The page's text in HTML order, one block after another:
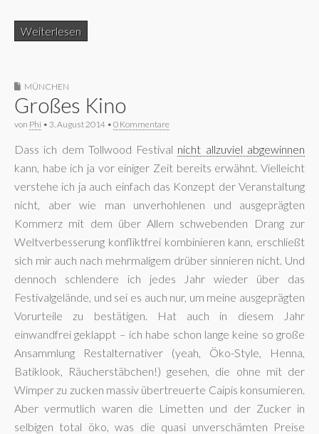
Weiterlesen
MÜNCHEN
Großes Kino
von Phi • 3. August 2014 • 0 Kommentare
Dass ich dem Tollwood Festival nicht allzuviel abgewinnen
kann, habe ich ja vor einiger Zeit bereits erwähnt. Vielleicht
verstehe ich ja auch einfach das Konzept der Veranstaltung
nicht, aber wie man unverhohlenen und ausgeprägten
Kommerz mit dem über Allem schwebenden Drang zur
Weltverbesserung konfliktfrei kombinieren kann, erschließt
sich mir auch nach mehrmaligem drüber sinnieren nicht. Und
dennoch schlendere ich jedes Jahr wieder über das
Festivalgelände, und sei es auch nur, um meine ausgeprägten
Vorurteile zu bestätigen. Hat auch in diesem Jahr
einwandfrei geklappt – ich habe schon lange keine so große
Ansammlung Restalternativer (yeah, Öko-Style, Henna,
Batiklook, Räucherstäbchen!) gesehen, die ohne mit der
Wimper zu zucken massiv übertreuerte Caipis konsumieren.
Aber vermutlich waren die Limetten und der Zucker in
selbigen total öko, was die quasi unverschämten Preise